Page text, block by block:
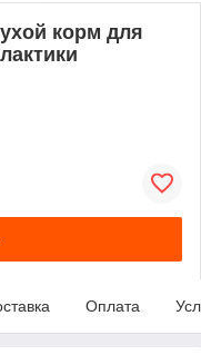
корм для
Оплата